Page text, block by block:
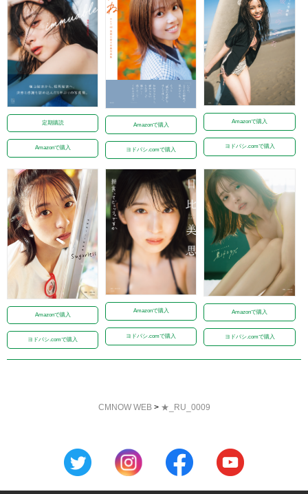
定期購読
Amazonで購入
Amazonで購入
ヨドバシ.comで購入
Amazonで購入
ヨドバシ.comで購入
Amazonで購入
ヨドバシ.comで購入
Amazonで購入
ヨドバシ.comで購入
Amazonで購入
ヨドバシ.comで購入
CMNOW WEB> ★_RU_0009